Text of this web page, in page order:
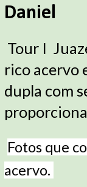
Daniel
Tour I
rico acervo
dupla com
Fotos que
acervo.